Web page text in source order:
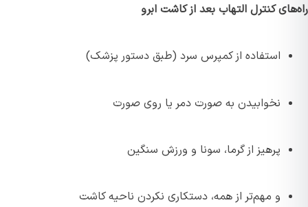
راه‌های کنترل التهاب بعد از کاشت ابرو
استفاده از کمپرس سرد (طبق دستور پزشک)
نخوابیدن به صورت دمر یا روی صورت
پرهیز از گرما، سونا و ورزش سنگین
و مهم‌تر از همه، دستکاری نکردن ناحیه کاشت